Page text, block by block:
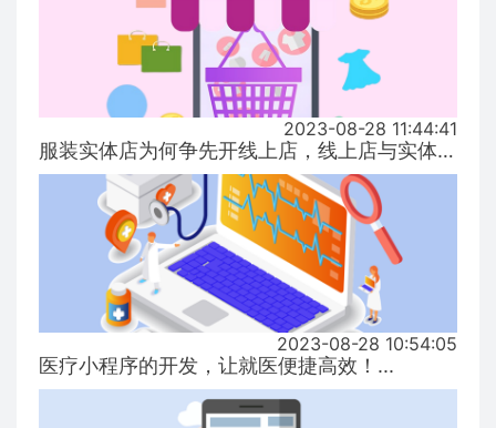
2023-08-28 11:44:41
服装实体店为何争先开线上店，线上店与实体店有什么区别？...
2023-08-28 10:54:05
医疗小程序的开发，让就医便捷高效！...